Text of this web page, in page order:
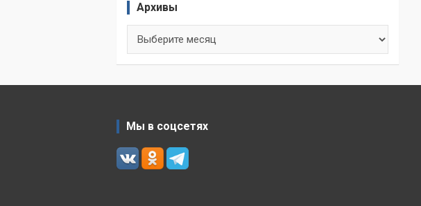
Архивы
Мы в соцсетях